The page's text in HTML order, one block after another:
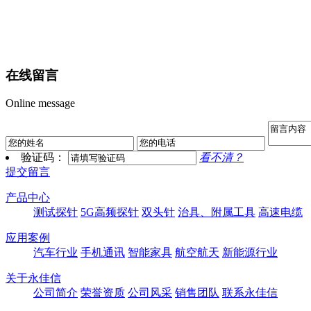
在线留言
Online message
验证码：
看不清？
提交留言
产品中心
测试探针 5G高频探针 双头针 治具、附属工具 高速电缆
应用案例
汽车行业 手机通讯 智能家具 航空航天 新能源行业
关于永佳信
公司简介 荣誉资质 公司风采 销售团队 联系永佳信